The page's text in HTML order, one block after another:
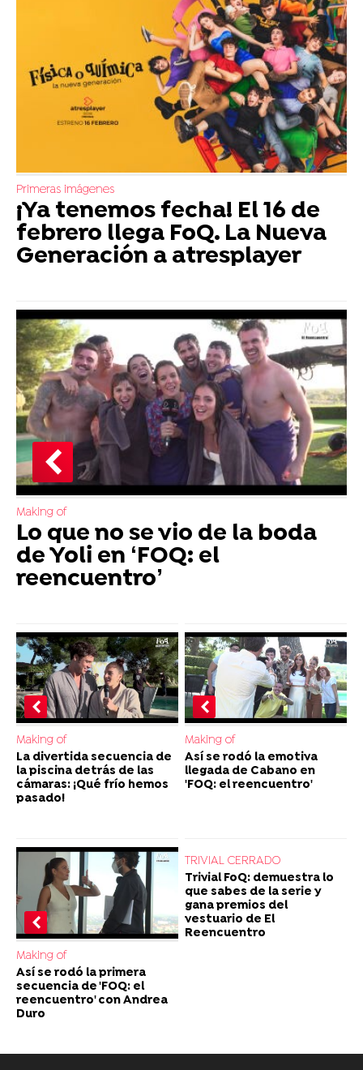
Primeras imágenes
¡Ya tenemos fecha! El 16 de
febrero llega FoQ. La Nueva
Generación a atresplayer
Making of
Lo que no se vio de la boda
de Yoli en ‘FOQ: el
reencuentro’
Making of
La divertida secuencia de
la piscina detrás de las
cámaras: ¡Qué frío hemos
pasado!
Making of
Así se rodó la emotiva
llegada de Cabano en
'FOQ: el reencuentro'
Making of
Así se rodó la primera
secuencia de 'FOQ: el
reencuentro' con Andrea
Duro
TRIVIAL CERRADO
Trivial FoQ: demuestra lo
que sabes de la serie y
gana premios del
vestuario de El
Reencuentro